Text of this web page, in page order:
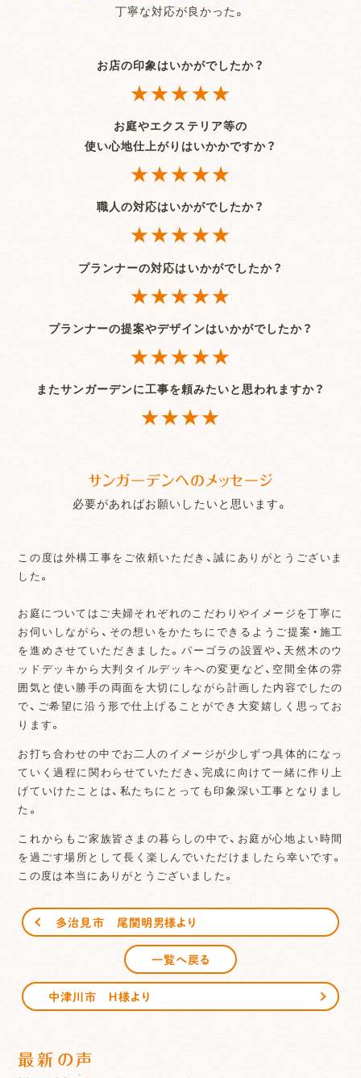
丁寧な対応が良かった。
お店の印象はいかがでしたか？
★★★★★
お庭やエクステリア等の
使い心地仕上がりはいかかですか？
★★★★★
職人の対応はいかがでしたか？
★★★★★
プランナーの対応はいかがでしたか？
★★★★★
プランナーの提案やデザインはいかがでしたか？
★★★★★
またサンガーデンに工事を頼みたいと思われますか？
★★★★
サンガーデンへのメッセージ
必要があればお願いしたいと思います。
この度は外構工事をご依頼いただき、誠にありがとうございま
した。
お庭についてはご夫婦それぞれのこだわりやイメージを丁寧に
お伺いしながら、その想いをかたちにできるようご提案・施工
を進めさせていただきました。パーゴラの設置や、天然木のウ
ッドデッキから大判タイルデッキへの変更など、空間全体の雰
囲気と使い勝手の両面を大切にしながら計画した内容でしたの
で、ご希望に沿う形で仕上げることができ大変嬉しく思ってお
ります。
お打ち合わせの中でお二人のイメージが少しずつ具体的になっ
ていく過程に関わらせていただき、完成に向けて一緒に作り上
げていけたことは、私たちにとっても印象深い工事となりまし
た。
これからもご家族皆さまの暮らしの中で、お庭が心地よい時間
を過ごす場所として長く楽しんでいただけましたら幸いです。
この度は本当にありがとうございました。
多治見市 尾関明男様より
一覧へ戻る
中津川市 Ｈ様より
最新の声